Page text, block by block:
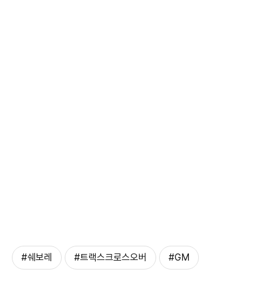
#쉐보레 #트랙스크로스오버 #GM